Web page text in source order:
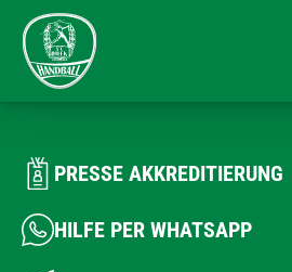
PRESSE AKKREDITIERUNG
HILFE PER WHATSAPP